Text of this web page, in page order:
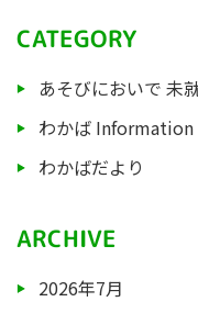
CATEGORY
あそびにおいで 未
わかば Information
わかばだより
ARCHIVE
2026年7月